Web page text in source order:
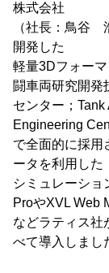
株式会社
（社長：鳥谷
開発した
軽量3Dフォー
闘車両研究開発
センター；
Engineering
で全面的に採用
ータを利用した
シミュレーショ
ProやXVL Web
などラティス社
べて導入しまし